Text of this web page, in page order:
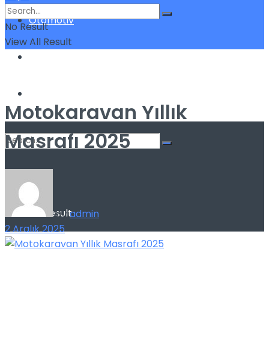
Otomotiv
View All Result
No Result
View All Result
Motokaravan Yıllık
Masrafı 2025
byadmin
2 Aralık 2025